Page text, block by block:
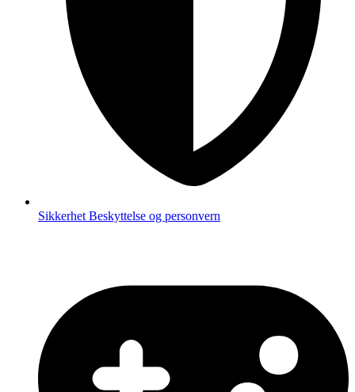
Sikkerhet Beskyttelse og personvern